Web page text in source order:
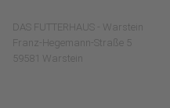
DAS FUTTERHAUS - Warstein
Franz-Hegemann-Straße 5
59581 Warstein